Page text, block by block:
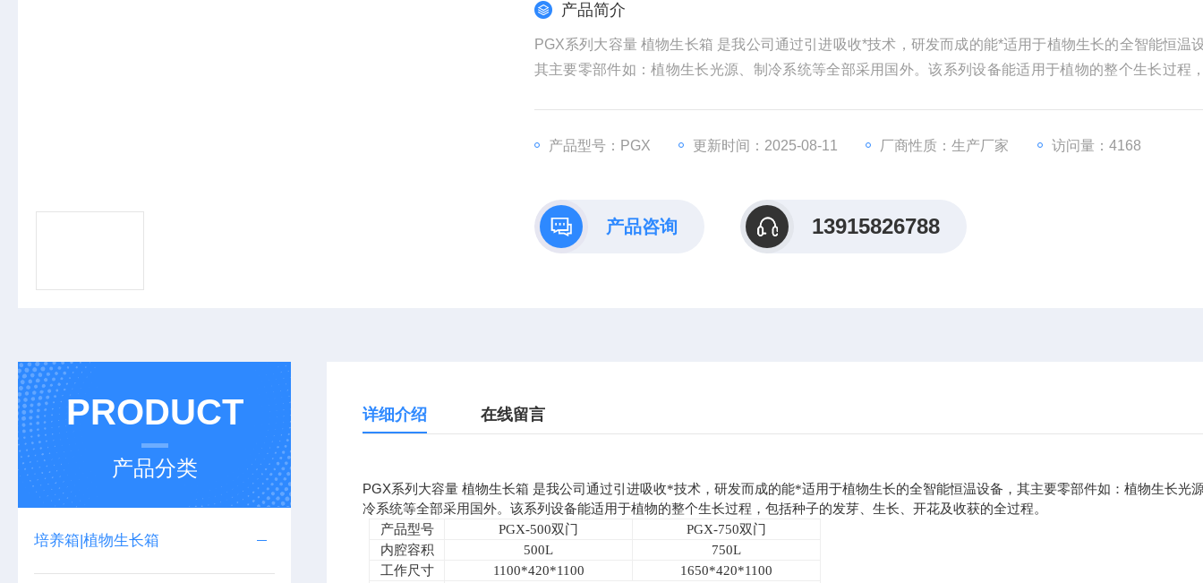
产品简介
PGX系列大容量 植物生长箱 是我公司通过引进吸收*技术，研发而成的能*适用于植物生长的全智能恒温
其主要零部件如：植物生长光源、制冷系统等全部采用国外。该系列设备能适用于植物的整个生长过程
产品型号：PGX 更新时间：2025-08-11 厂商性质：生产厂家 访问量：4168
产品咨询 13915826788
PRODUCT
产品分类
培养箱|植物生长箱
详细介绍 在线留言
PGX系列大容量 植物生长箱 是我公司通过引进吸收*技术，研发而成的能*适用于植物生长的全智能恒温设备，其主要零部件如：植物生长光
冷系统等全部采用国外。该系列设备能适用于植物的整个生长过程，包括种子的发芽、生长、开花及收获的全过程。
产品型号
PGX-500双门 PGX-750双门
内腔容积
500L
750L
工作尺寸
1100*420*1100
1650*420*1100